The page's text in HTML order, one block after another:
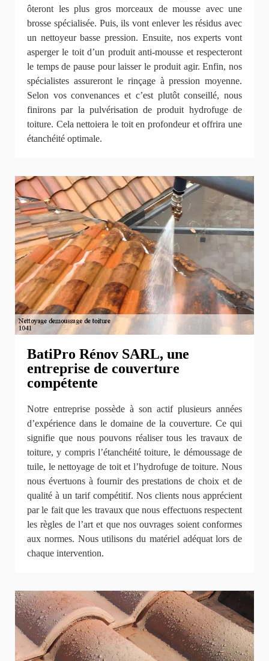
ôteront les plus gros morceaux de mousse avec une
brosse spécialisée. Puis, ils vont enlever les résidus avec
un nettoyeur basse pression. Ensuite, nos experts vont
asperger le toit d’un produit anti-mousse et respecteront
le temps de pause pour laisser le produit agir. Enfin, nos
spécialistes assureront le rinçage à pression moyenne.
Selon vos convenances et c’est plutôt conseillé, nous
finirons par la pulvérisation de produit hydrofuge de
toiture. Cela nettoiera le toit en profondeur et offrira une
étanchéité optimale.
BatiPro Rénov SARL, une
entreprise de couverture
compétente
Notre entreprise possède à son actif plusieurs années
d’expérience dans le domaine de la couverture. Ce qui
signifie que nous pouvons réaliser tous les travaux de
toiture, y compris l’étanchéité toiture, le démoussage de
tuile, le nettoyage de toit et l’hydrofuge de toiture. Nous
nous évertuons à fournir des prestations de choix et de
qualité à un tarif compétitif. Nos clients nous apprécient
par le fait que les travaux que nous effectuons respectent
les règles de l’art et que nos ouvrages soient conformes
aux normes. Nous utilisons du matériel adéquat lors de
chaque intervention.